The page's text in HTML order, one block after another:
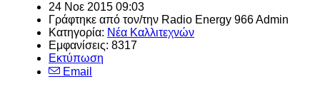
24 Νοε 2015 09:03
Γράφτηκε από τον/την Radio Energy 966 Admin
Κατηγορία: Νέα Καλλιτεχνών
Εμφανίσεις: 8317
Εκτύπωση
Email